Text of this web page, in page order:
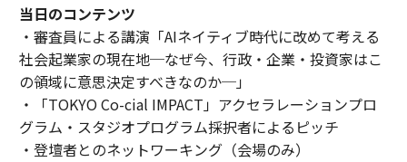
当日のコンテンツ
・審査員による講演「AIネイティブ時代に改めて考える
社会起業家の現在地─なぜ今、行政・企業・投資家はこ
の領域に意思決定すべきなのか─」
・「TOKYO Co-cial IMPACT」アクセラレーションプロ
グラム・スタジオプログラム採択者によるピッチ
・登壇者とのネットワーキング（会場のみ）